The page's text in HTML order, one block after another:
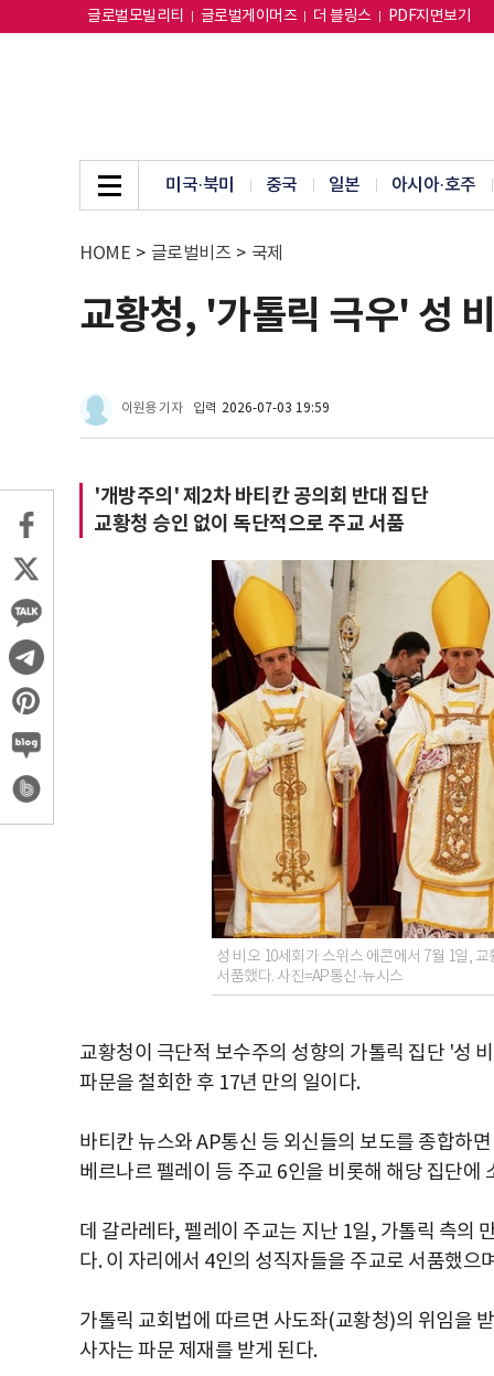
글로벌모빌리티 글로벌게이머즈 더 블링스 PDF지면보기
미국·북미 중국 일본 아시아·호주
HOME > 글로벌비즈 > 국제
교황청, '가톨릭 극우' 성
이원용 기자 입력 2026-07-03 19:59
'개방주의' 제2차 바티칸 공의회 반대 집단
교황청 승인 없이 독단적으로 주교 서품
성 비오 10세회가 스위스 에콘에서 7월 1일,
서품했다. 사진=AP통신·뉴시스
교황청이 극단적 보수주의 성향의 가톨릭 집단 '성
파문을 철회한 후 17년 만의 일이다.
바티칸 뉴스와 AP통신 등 외신들의 보도를 종합하
베르나르 펠레이 등 주교 6인을 비롯해 해당 집단
데 갈라레타, 펠레이 주교는 지난 1일, 가톨릭 측의
다. 이 자리에서 4인의 성직자들을 주교로 서품했
가톨릭 교회법에 따르면 사도좌(교황청)의 위임을
사자는 파문 제재를 받게 된다.